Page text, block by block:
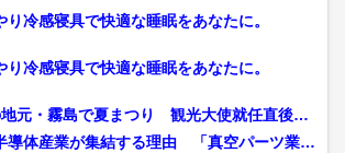
り冷感寝具で快適な睡眠をあなたに。
り冷感寝具で快適な睡眠をあなたに。
元・霧島で夏まつり 観光大使就任直後に
ロボッ...
導体産業が集結する理由 「真空パーツ業界